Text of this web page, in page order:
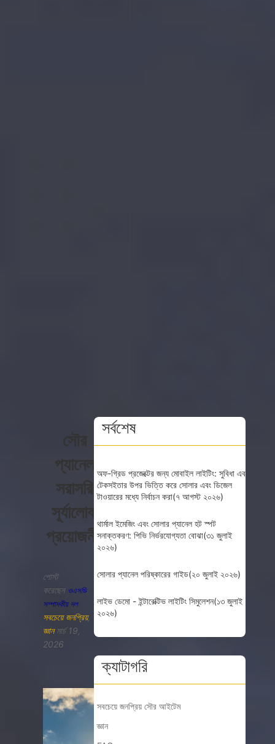
প্যানেল
সরাসরি
সূর্যালোক
প্রয়োজনীয়তা
পোস্ট
করেছেন ওএসডি
সম্পাদকীয় দল
সবচেয়ে জনপ্রিয়,
জ্ঞান মার্চ 19,
2026
সর্বশেষ
অফ-গ্রিড প্রজেক্টের জন্য মোবাইল লাইটিং: সুবিধা এবং
টেকসইতার উপর ভিত্তি করে সোলার এবং ডিজেল
টাওয়ারের মধ্যে নির্বাচন করা(৭ আগস্ট ২০২৬)
থার্মাল ইমেজিং এবং সোলার প্যানেল হট স্পট
সনাক্তকরণ: পিভি নির্ভরযোগ্যতা বোঝা(৩১ জুলাই
২০২৬)
সোলার প্যানেল পরিষ্কারের গাইড(২০ জুলাই ২০২৬)
লাইভ ডেমো - ইন্টারেক্টিভ লাইটিং সিমুলেশন(১৩ জুলাই
২০২৬)
ক্যাটাগরি
সবচেয়ে জনপ্রিয় সৌর আইটেম
জ্ঞান